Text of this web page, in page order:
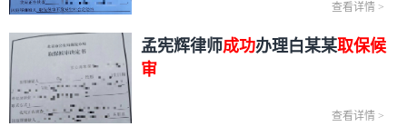
查看详情 >
孟宪辉律师成功办理白某某取保候
审
查看详情 >